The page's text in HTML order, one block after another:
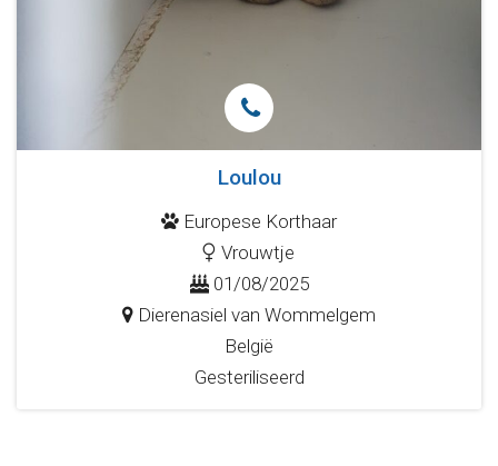
Loulou
Europese Korthaar
Vrouwtje
01/08/2025
Dierenasiel van Wommelgem
België
Gesteriliseerd